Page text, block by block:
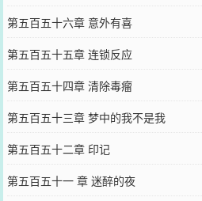
第五百五十六章 意外有喜
第五百五十五章 连锁反应
第五百五十四章 清除毒瘤
第五百五十三章 梦中的我不是我
第五百五十二章 印记
第五百五十一 章 迷醉的夜